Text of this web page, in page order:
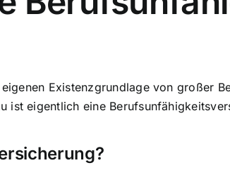
Existenzgrundlagevon großer
ist eigentlich eine